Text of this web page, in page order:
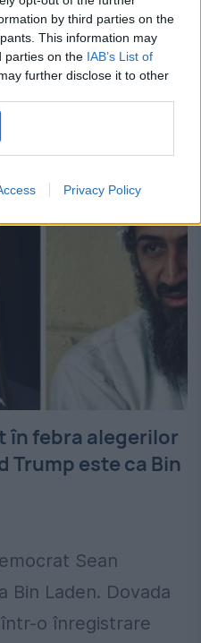
by third parties on the
This information may
parties on the IAB’s List of
further disclose it to other
Privacy Policy
mai mult simțită
sub pretextul
expresie”. An de
din
american...
în febra alegerilor
Trump este ca Bin
Sean
Bin Laden. Dovada
o înregistrare